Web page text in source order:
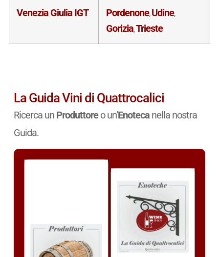
Venezia Giulia IGT Pordenone,Udine,
Gorizia,Trieste
La Guida Vini di Quattrocalici
Ricerca un Produttoreo un’Enotecanella nostra
Guida.